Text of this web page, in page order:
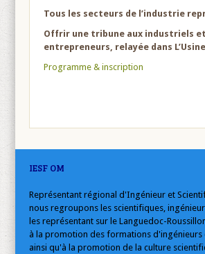
Tous les secteurs de l’industrie
Offrir une tribune aux industriels
entrepreneurs, relayée dans
Programme & inscription
IESF OM
Représentant régional d'Ingénieur et
nous regroupons les scientifiques,
les représentant sur le Languedoc-
à la promotion des formations d'ingénieurs
ainsi qu'à la promotion de la culture